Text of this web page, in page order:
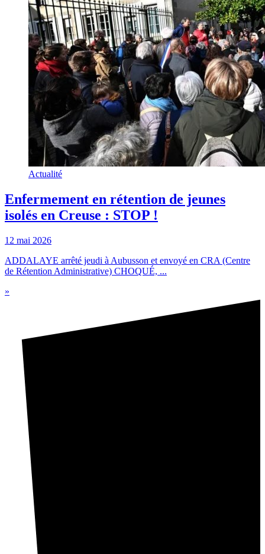
Actualité
Enfermement en rétention de jeunes
isolés en Creuse : STOP !
12 mai 2026
ADDALAYE arrêté jeudi à Aubusson et envoyé en CRA (Centre
de Rétention Administrative) CHOQUÉ, ...
»